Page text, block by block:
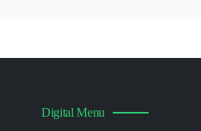
Digital Menu